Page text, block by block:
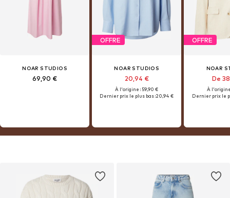
NOAR STUDIOS
69,90 €
OFFRE
NOAR STUDIOS
20,94 €
À l'origine : 59,90 €
Dernier prix le plus bas :20,94 €
OFFRE
NOAR
De
À
Dernier prix le